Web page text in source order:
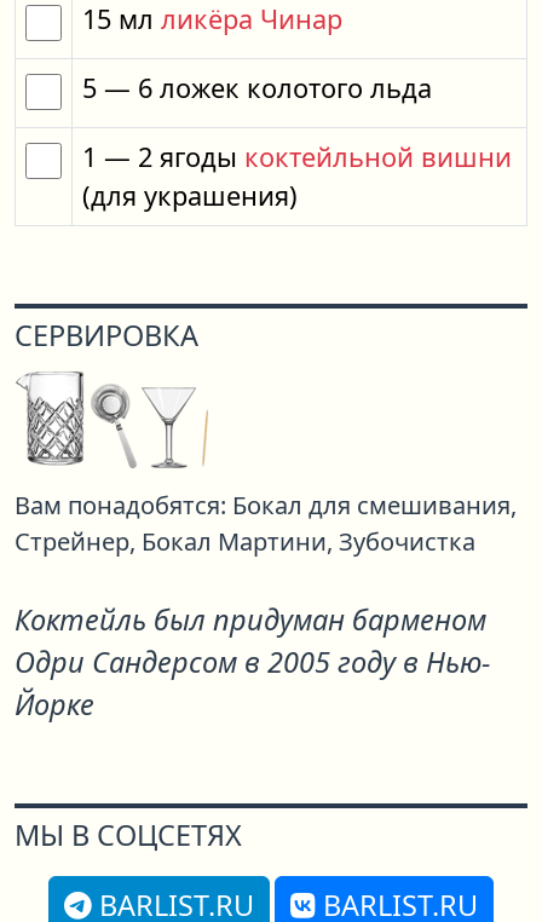
15 мл ликёра Чинар
5 — 6 ложек колотого льда
1 — 2 ягоды коктейльной вишни
(для украшения)
СЕРВИРОВКА
Вам понадобятся: Бокал для смешивания,
Стрейнер, Бокал Мартини, Зубочистка
Коктейль был придуман барменом
Одри Сандерсом в 2005 году в Нью-
Йорке
МЫ В СОЦСЕТЯХ
BARLIST.RU
BARLIST.RU